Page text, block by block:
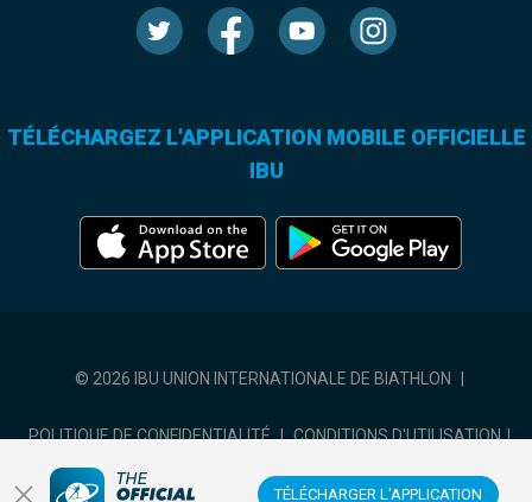
TÉLÉCHARGER L'APPLICATION
TÉLÉCHARGEZ L'APPLICATION MOBILE OFFICIELLE
IBU
© 2026 IBU UNION INTERNATIONALE DE BIATHLON
POLITIQUE DE CONFIDENTIALITÉ | CONDITIONS D'UTILISATION |
COOKIES SETTINGS